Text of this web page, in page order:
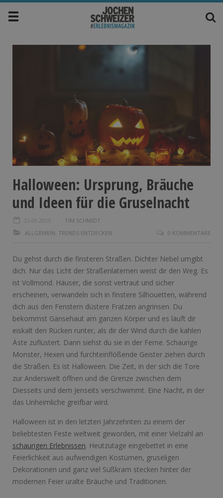
Halloween: Ursprung, Bräuche
und Ideen für die Gruselnacht
25.09.2025
TIM SCHMIDT
ALLGEMEIN TRENDS ENTDECKEN 0 KOMMENTARE
Du gehst durch die finsteren Straßen. Dichter Nebel umgibt
dich. Nur das Licht der Straßenlaternen weist dir den Weg. Es
ist Vollmond. Häuser, die sonst vertraut und sicher
erscheinen, verwandeln sich in finstere Silhouetten, während
dich aus den Fenstern düstere Fratzen angrinsen. Du
bekommst Gänsehaut am ganzen Körper und es läuft dir
eiskalt den Rücken runter, als dir der Wind durch die kahlen
Äste zuflüstert. Dann siehst du sie in der Ferne. Schaurige
Monster, Hexen und furchteinflößende Geister ziehen durch
die Straßen. Es ist Halloween. Die Zeit, in der sich die Tore
zur Anderswelt öffnen und die Grenze zwischen dem
Diesseits und dem Jenseits verschwimmt. Eine Nacht, in der
das Unheimliche greifbar wird.
Halloween ist in den letzten Jahrzehnten zu einem der
beliebtesten Feste weltweit geworden, mit einer Vielzahl an
schaurigen Erlebnissen. Heutzutage eingebettet in eine
Feierlichkeit aus aufwendigen Kostümen, gruseligen
Dekorationen und ganz viel Süßkram stecken hinter der
modernen Feier uralte Bräuche und Traditionen.